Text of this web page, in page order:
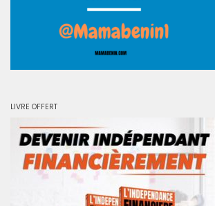
LIVRE OFFERT